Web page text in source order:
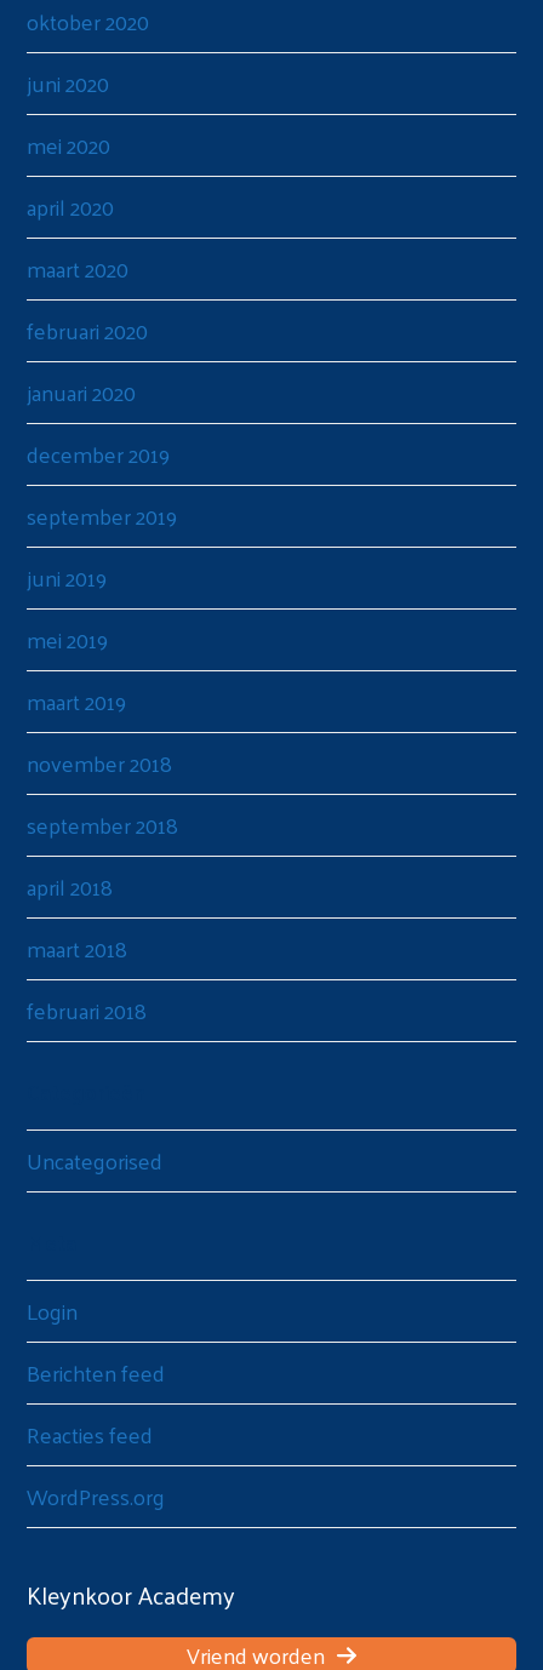
oktober 2020
juni 2020
mei 2020
april 2020
maart 2020
februari 2020
januari 2020
december 2019
september 2019
juni 2019
mei 2019
maart 2019
november 2018
september 2018
april 2018
maart 2018
februari 2018
Uncategorised
Login
Berichten feed
Reacties feed
WordPress.org
Kleynkoor Academy
Vriend worden